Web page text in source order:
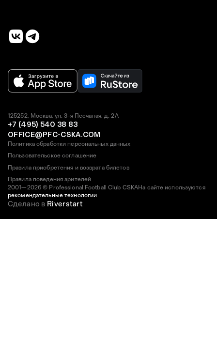
2001—2026 © Professional Football Club CSKAНа сайте используются
рекомендательные технологии
125252, Москва, ул. 3-я Песчаная, д. 2А
+7 (495) 540 38 83
OFFICE@PFC-CSKA.COM
Политика обработки персональных данных
Пользовательское соглашение
Правила приобретения и возврата билетов
Правила поведения зрителей
Сделано в Riverstart